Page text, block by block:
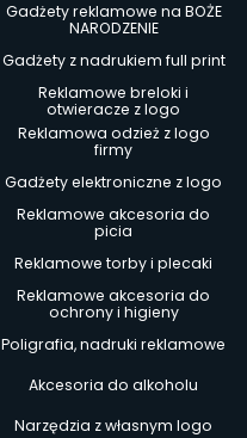
Gadżety reklamowe na BOŻE
NARODZENIE
Gadżety z nadrukiem full print
Reklamowe breloki i
otwieracze z logo
Reklamowa odzież z logo
firmy
Gadżety elektroniczne z logo
Reklamowe akcesoria do
picia
Reklamowe torby i plecaki
Reklamowe akcesoria do
ochrony i higieny
Poligrafia, nadruki reklamowe
Akcesoria do alkoholu
Narzędzia z własnym logo